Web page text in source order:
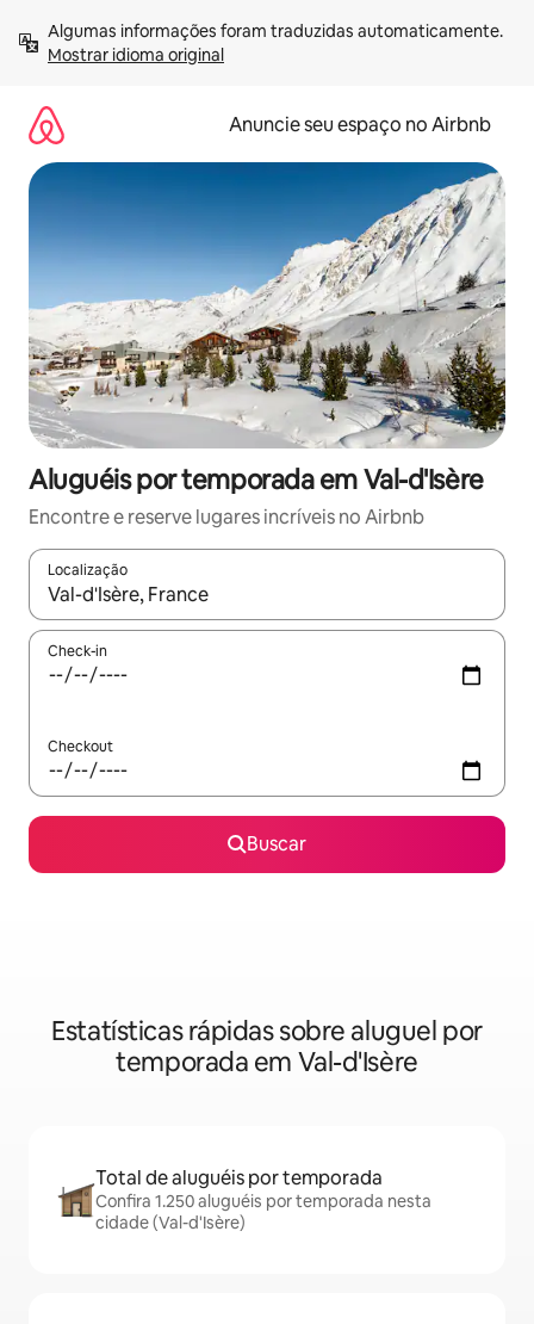
para
Mostrar idioma original
Anuncie seu espaço no Airbnb
Aluguéis por temporada em Val-d'Isère
Encontre e reserve lugares incríveis no Airbnb
Localização
Quando os resultados estiverem disponíveis, explore-os
Check-in
Checkout
Buscar
Estatísticas rápidas sobre aluguel por
temporada em Val-d'Isère
Total de aluguéis por temporada
Confira 1.250 aluguéis por temporada nesta
cidade (Val-d'Isère)